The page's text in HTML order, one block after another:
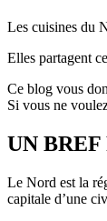
Les cuisines du
Elles partagent
Ce blog vous
Si vous ne
UN
Le Nord est la
capitale d’une